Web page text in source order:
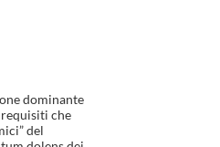
dominante
che
del